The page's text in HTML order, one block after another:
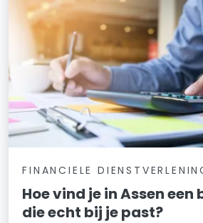
FINANCIELE
Hoe vind je in Assen een
die echt bij je past?